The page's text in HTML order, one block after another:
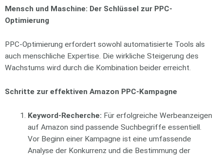
Mensch und Maschine: Der Schlüssel zur PPC-
Optimierung
PPC-Optimierung erfordert sowohl automatisierte Tools als
auch menschliche Expertise. Die wirkliche Steigerung des
Wachstums wird durch die Kombination beider erreicht.
Schritte zur effektiven Amazon PPC-Kampagne
Keyword-Recherche: Für erfolgreiche Werbeanzeigen
auf Amazon sind passende Suchbegriffe essentiell.
Vor Beginn einer Kampagne ist eine umfassende
Analyse der Konkurrenz und die Bestimmung der